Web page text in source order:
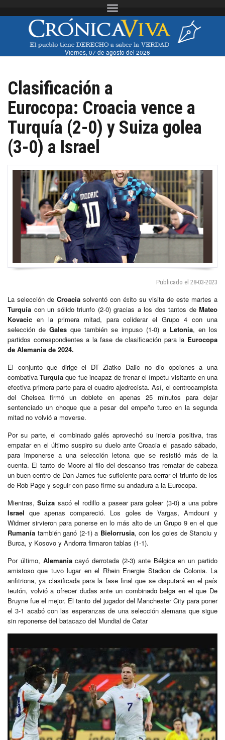
Toggle navigation
Viernes, 07 de agosto del 2026
Clasificación a
Eurocopa: Croacia vence a
Turquía (2-0) y Suiza golea
(3-0) a Israel
Publicado el 28-03-2023
La selección de Croaciasolventó con éxito su visita de este martes a
Turquía con un sólido triunfo (2-0) gracias a los dos tantos de Mateo
Kovacic en la primera mitad, para coliderar el Grupo 4 con una
selección de Gales que también se impuso (1-0) a Letonia, en los
partidos correspondientes a la fase de clasificación para la Eurocopa
de Alemania de 2024.
El conjunto que dirige el DT Zlatko Dalic no dio opciones a una
combativaTurquía que fue incapaz de frenar el ímpetu visitante en una
efectiva primera parte para el cuadro ajedrecista. Así, el centrocampista
del Chelsea firmó un doblete en apenas 25 minutos para dejar
sentenciado un choque que a pesar del empeño turco en la segunda
mitad no volvió a moverse.
Por su parte, el combinado galés aprovechó su inercia positiva, tras
empatar en el último suspiro su duelo ante Croacia el pasado sábado,
para imponerse a una selección letona que se resistió más de la
cuenta. El tanto de Moore al filo del descanso tras rematar de cabeza
un buen centro de Dan James fue suficiente para cerrar el triunfo de los
de Rob Page y seguir con paso firme su andadura a la Eurocopa.
Mientras,Suiza sacó el rodillo a pasear para golear (3-0) a una pobre
Israel que apenas compareció. Los goles de Vargas, Amdouni y
Widmer sirvieron para ponerse en lo más alto de un Grupo 9 en el que
Rumanía también ganó (2-1) a Bielorrusia, con los goles de Stanciu y
Burca, y Kosovo y Andorra firmaron tablas (1-1).
Por último, Alemaniacayó derrotada (2-3) ante Bélgica en un partido
amistoso que tuvo lugar en el Rhein Energie Stadion de Colonia. La
anfitriona, ya clasificada para la fase final que se disputará en el país
teutón, volvió a ofrecer dudas ante un combinado belga en el que De
Bruyne fue el mejor. El tanto del jugador del Manchester City para poner
el 3-1 acabó con las esperanzas de una selección alemana que sigue
sin reponerse del batacazo del Mundial de Catar